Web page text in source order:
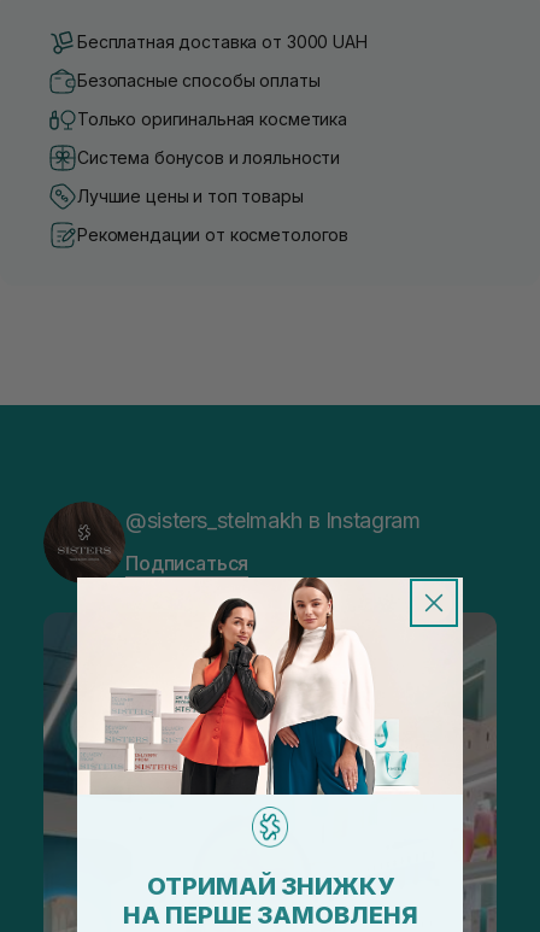
Бесплатная доставка от 3000 UAH
Безопасные способы оплаты
Только оригинальная косметика
Система бонусов и лояльности
Лучшие цены и топ товары
Рекомендации от косметологов
@sisters_stelmakh в Instagram
Подписаться
ОТРИМАЙ ЗНИЖКУ
НА ПЕРШЕ ЗАМОВЛЕНЯ